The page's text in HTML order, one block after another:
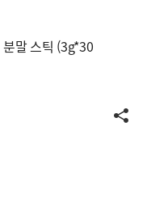
말 스틱 (3g*30